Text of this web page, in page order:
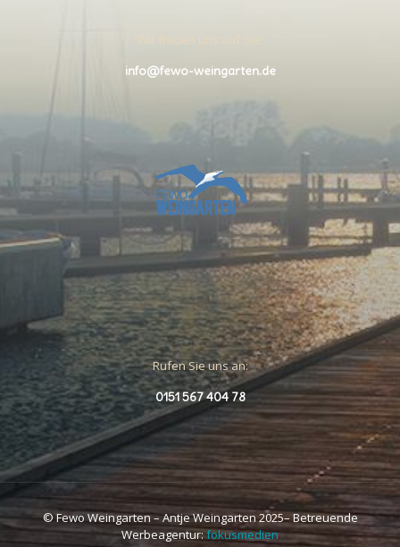
info@fewo-weingarten.de
Rufen Sie uns an:
0151 567 404 78
© Fewo Weingarten – Antje Weingarten 2025– Betreuende
Werbeagentur: fokusmedien